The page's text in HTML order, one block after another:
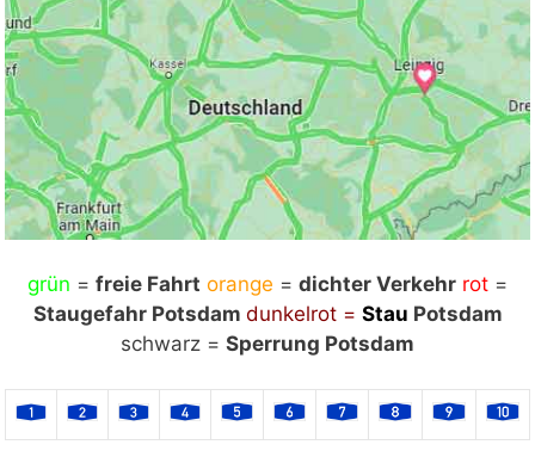
Mit Klick auf „Staukarte laden“ werden externe
Inhalte von Google nachgeladen. Mit dem Klick
auf "Staukarte laden" akzeptieren Sie unsere
ansehen
grün = freie Fahrt orange = dichter Verkehr rot =
Staugefahr Potsdam dunkelrot = Stau Potsdam
schwarz = Sperrung Potsdam